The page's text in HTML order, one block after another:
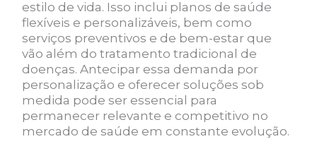
estilo de vida. Isso inclui planos de saúde
flexíveis e personalizáveis, bem como
serviços preventivos e de bem-estar que
vão além do tratamento tradicional de
doenças. Antecipar essa demanda por
personalização e oferecer soluções sob
medida pode ser essencial para
permanecer relevante e competitivo no
mercado de saúde em constante evolução.